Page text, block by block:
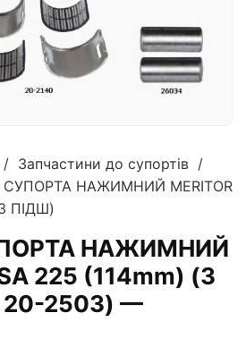
/ Запчастини до супортів /
НАЖИМНИЙ MERITOR
ПІДШ)
НАЖИМНИЙ
225 (114mm) (З
20-2503) —